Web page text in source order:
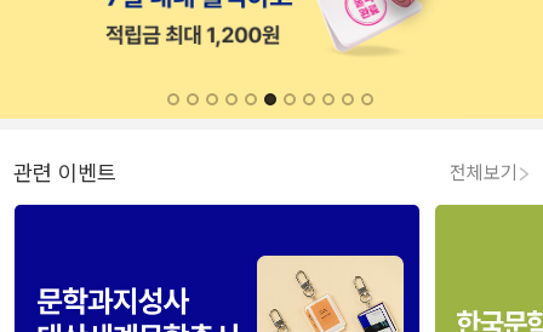
관련 이벤트 전체보기